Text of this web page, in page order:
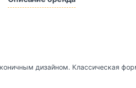
дизайном. Классическая